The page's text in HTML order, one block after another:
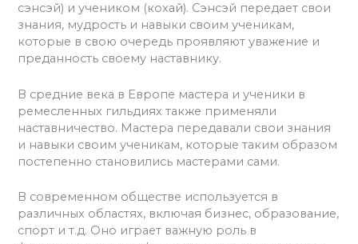
сэнсэй) и учеником (кохай). Сэнсэй передает свои
знания, мудрость и навыки своим ученикам,
которые в свою очередь проявляют уважение и
преданность своему наставнику.
В средние века в Европе мастера и ученики в
ремесленных гильдиях также применяли
наставничество. Мастера передавали свои знания
и навыки своим ученикам, которые таким образом
постепенно становились мастерами сами.
В современном обществе используется в
различных областях, включая бизнес, образование,
спорт и т.д. Оно играет важную роль в